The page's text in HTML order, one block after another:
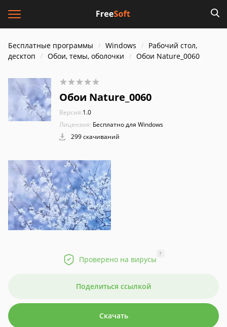
Бесплатные программы Windows
Рабочий стол,
десктоп
Обои, темы, оболочки Обои Nature_0060
Обои Nature_0060
Версия:1.0
Лицензия: Бесплатно для Windows
299 скачиваний
Проверено на вирусы
?
Поделиться ссылкой
Скачать